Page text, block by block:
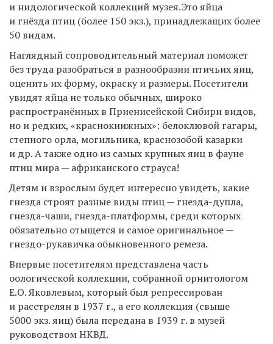
и нидологической коллекций музея.Это яйца
и гнёзда птиц (более 150 экз.), принадлежащих более
50 видам.
Наглядный сопроводительный материал поможет
без труда разобраться в разнообразии птичьих яиц,
оценить их форму, окраску и размеры. Посетители
увидят яйца не только обычных, широко
распространённых в Приенисейской Сибири видов,
но и редких, «краснокнижных»: белоклювой гагары,
степного орла, могильника, краснозобой казарки
и др. А также одно из самых крупных яиц в фауне
птиц мира — африканского страуса!
Детям и взрослым будет интересно увидеть, какие
гнезда строят разные виды птиц — гнезда-дупла,
гнезда-чаши, гнезда-платформы, среди которых
обязательно отыщется и самое оригинальное —
гнездо-рукавичка обыкновенного ремеза.
Впервые посетителям представлена часть
оологической коллекции, собранной орнитологом
Е.О. Яковлевым, который был репрессирован
и расстрелян в 1937 г., а его коллекция (свыше
5000 экз. яиц) была передана в 1939 г. в музей
руководством НКВД.